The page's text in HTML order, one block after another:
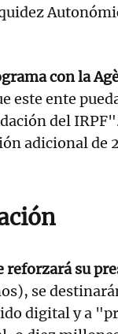
con la
este ente
del
adicional de
reforzará su
se
digital y a